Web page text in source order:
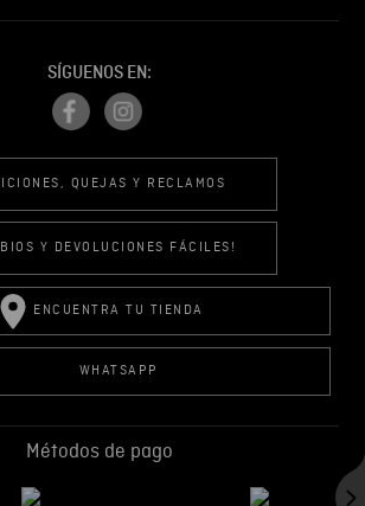
SÍGUENOS EN:
QUEJAS Y RECLAMOS
Y DEVOLUCIONES FÁCILES!
ENCUENTRA TU TIENDA
WHATSAPP
Métodos de pago